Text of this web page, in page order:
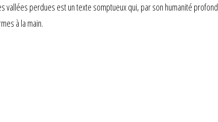
vallées perdues est un texte somptueux qui, par son humanité
à la main.